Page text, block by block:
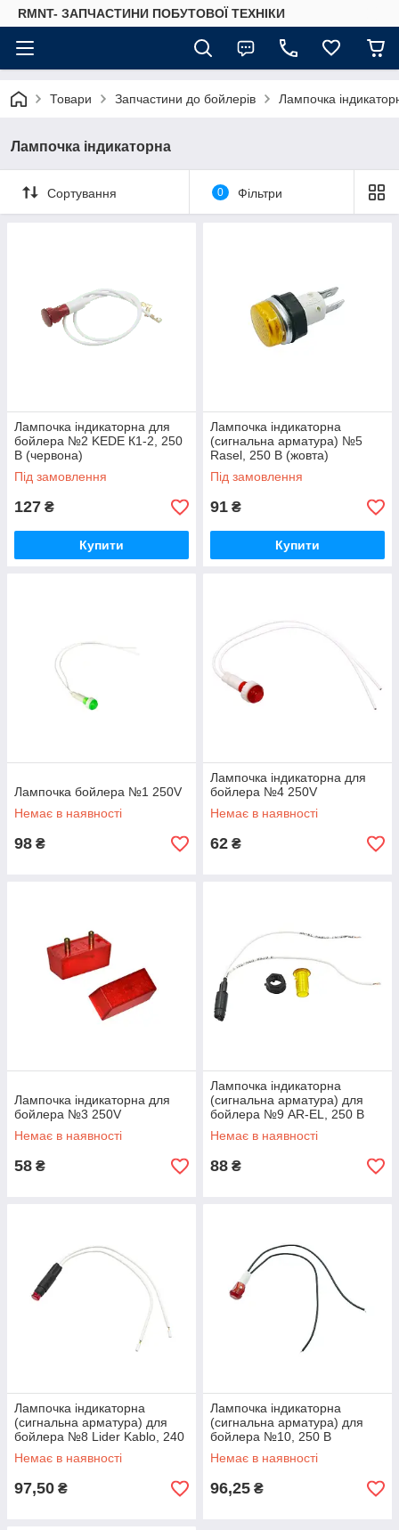
RMNT- ЗАПЧАСТИНИ ПОБУТОВОЇ ТЕХНІКИ
Товари Запчастини до бойлерів Лампочка
Лампочка індикаторна
Сортування 0 Фільтри
Лампочка індикаторна для
бойлера №2 KEDE К1-2, 250
В (червона)
Під замовлення
127 ₴
Купити
Лампочка індикаторна
(сигнальна арматура) №5
Rasel, 250 В (жовта)
Під замовлення
91 ₴
Купити
Лампочка бойлера №1 250V
Немає в наявності
98 ₴
Лампочка індикаторна для
бойлера №4 250V
Немає в наявності
62 ₴
Лампочка індикаторна для
бойлера №3 250V
Немає в наявності
58 ₴
Лампочка індикаторна
(сигнальна арматура) для
бойлера №9 AR-EL, 250 В
(жовта)
Немає в наявності
88 ₴
Лампочка індикаторна
(сигнальна арматура) для
бойлера №8 Lider Kablo, 240
В (червона)
Немає в наявності
97,50 ₴
Лампочка індикаторна
(сигнальна арматура) для
бойлера №10, 250 В
(червона)
Немає в наявності
96,25 ₴